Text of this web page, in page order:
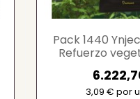
Pack 1440
Refuerzo
3,09 € por